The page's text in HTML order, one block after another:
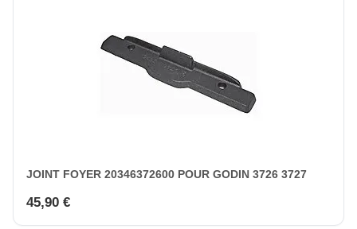
JOINT FOYER 20346372600 POUR GODIN 3726 3727
45,90 €